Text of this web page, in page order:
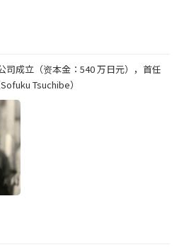
司成立（资本金：540 万日元），首任
Tsuchibe）